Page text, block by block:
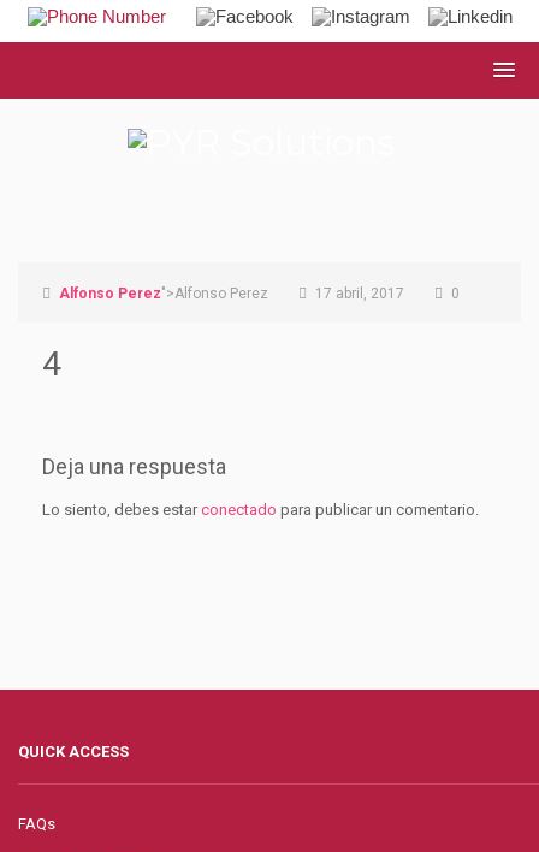
Alfonso Perez">Alfonso Perez 17 abril, 2017 0
4
Deja una respuesta
Lo siento, debes estarconectado para publicar un comentario.
QUICK ACCESS
FAQs